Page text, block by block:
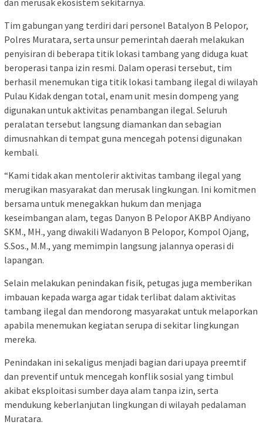
dan merusak ekosistem sekitarnya.
Tim gabungan yang terdiri dari personel Batalyon B Pelopor,
Polres Muratara, serta unsur pemerintah daerah melakukan
penyisiran di beberapa titik lokasi tambang yang diduga kuat
beroperasi tanpa izin resmi. Dalam operasi tersebut, tim
berhasil menemukan tiga titik lokasi tambang ilegal di wilayah
Pulau Kidak dengan total, enam unit mesin dompeng yang
digunakan untuk aktivitas penambangan ilegal. Seluruh
peralatan tersebut langsung diamankan dan sebagian
dimusnahkan di tempat guna mencegah potensi digunakan
kembali.
“Kami tidak akan mentolerir aktivitas tambang ilegal yang
merugikan masyarakat dan merusak lingkungan. Ini komitmen
bersama untuk menegakkan hukum dan menjaga
keseimbangan alam, tegas Danyon B Pelopor AKBP Andiyano
SKM., MH., yang diwakili Wadanyon B Pelopor, Kompol Ojang,
S.Sos., M.M., yang memimpin langsung jalannya operasi di
lapangan.
Selain melakukan penindakan fisik, petugas juga memberikan
imbauan kepada warga agar tidak terlibat dalam aktivitas
tambang ilegal dan mendorong masyarakat untuk melaporkan
apabila menemukan kegiatan serupa di sekitar lingkungan
mereka.
Penindakan ini sekaligus menjadi bagian dari upaya preemtif
dan preventif untuk mencegah konflik sosial yang timbul
akibat eksploitasi sumber daya alam tanpa izin, serta
mendukung keberlanjutan lingkungan di wilayah pedalaman
Muratara.